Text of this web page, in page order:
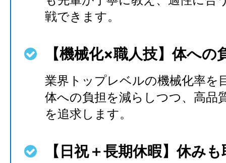
戦できます。
【機械化×職人技】体への
業界トップレベルの機械化率を
体への負担を減らしつつ、高品
を追求します。
【日祝＋長期休暇】休み